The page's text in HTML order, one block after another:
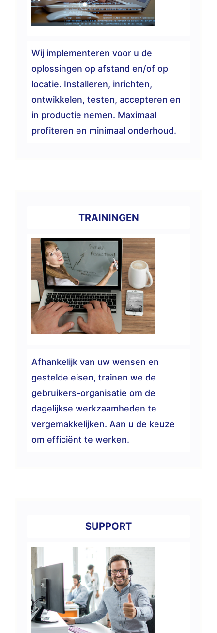
Wij implementeren voor u de
oplossingen op afstand en/of op
locatie. Installeren, inrichten,
ontwikkelen, testen, accepteren en
in productie nemen. Maximaal
profiteren en minimaal onderhoud.
TRAININGEN
Afhankelijk van uw wensen en
gestelde eisen, trainen we de
gebruikers-organisatie om de
dagelijkse werkzaamheden te
vergemakkelijken. Aan u de keuze
om efficiënt te werken.
SUPPORT